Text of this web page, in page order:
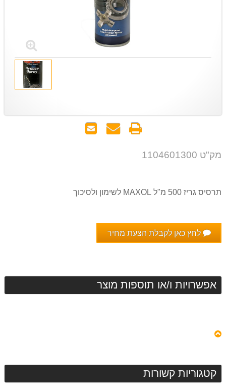
שלח
שאל
מק"ט 1104601300
תרסיס גריז 500 מ"ל MAXOL לשימון ולסיכוך
לחץ כאן לקבלת הצעת מחיר
אפשרויות ו/או תוספות מוצר
קטגוריות קשורות